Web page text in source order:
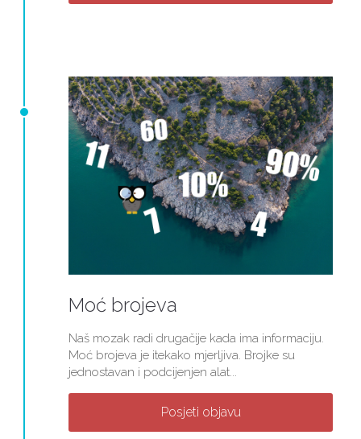
Moć brojeva
Naš mozak radi drugačije kada ima informaciju.
Moć brojeva je itekako mjerljiva. Brojke su
jednostavan i podcijenjen alat...
Posjeti objavu